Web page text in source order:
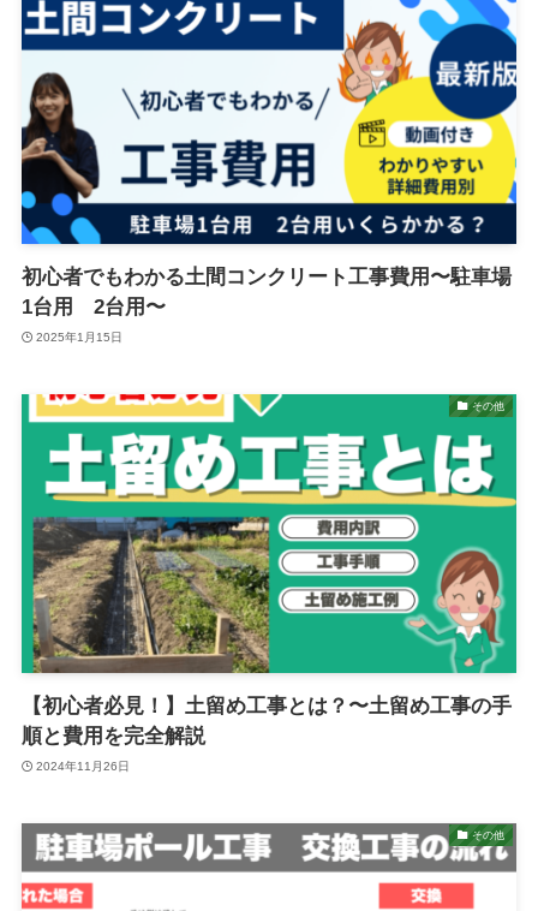
初心者でもわかる土間コンクリート工事費用〜駐車場
1台用 2台用〜
2025年1月15日
その他
【初心者必見！】土留め工事とは？〜土留め工事の手
順と費用を完全解説
2024年11月26日
その他